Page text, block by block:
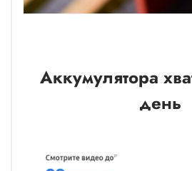
Аккумулятора
день